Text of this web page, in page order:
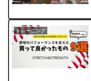
トレーニング